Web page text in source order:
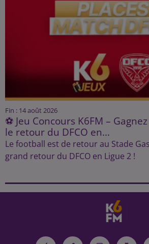
Fin : 14 août 2026
⚽ Jeu Concours K6FM –
le retour du DFCO en...
Le football est de retour au Stade
grand retour du DFCO en Ligue 2 !